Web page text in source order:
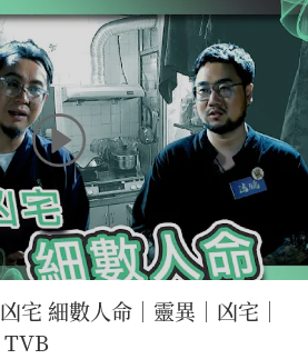
宅 細數人命｜靈異｜凶宅｜
TVB